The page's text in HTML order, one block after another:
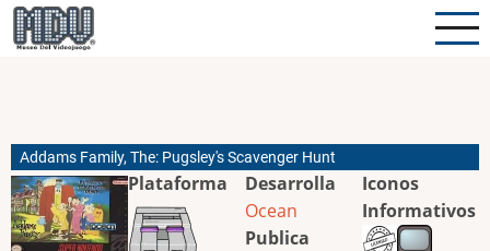
Pasar
al
Addams Family, The: Pugsley's Scavenger Hunt
Plataforma
Desarrolla
Ocean
Publica
Iconos
Informativos